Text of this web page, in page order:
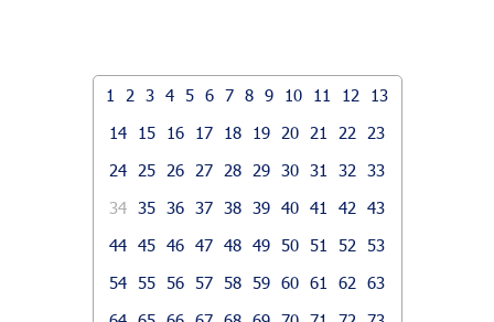
1 2 3 4 5 6 7 8 9 10 11 12
13
14
15 16 17 18 19 20 21 22
23
24
25 26 27 28 29 30 31 32
33
34 35 36 37 38 39 40 41 42
43
44 45 46 47 48 49 50 51 52
53
54 55 56 57 58 59 60 61 62
63